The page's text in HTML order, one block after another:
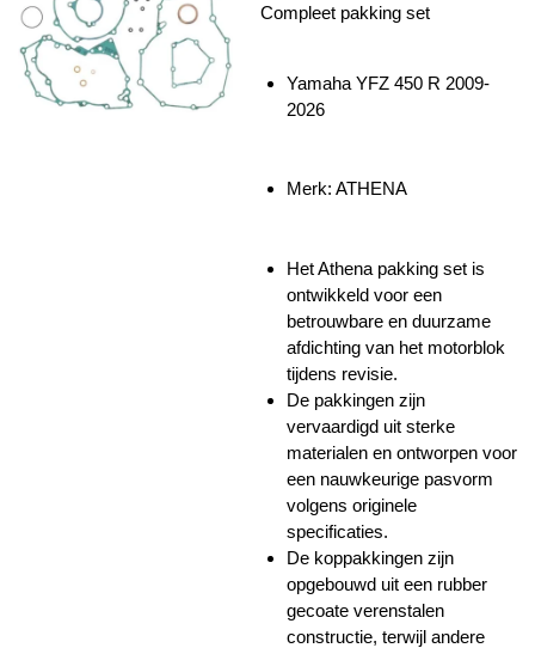
Compleet pakking set
Yamaha YFZ 450 R 2009-
2026
Merk: ATHENA
Het Athena pakking set is
ontwikkeld voor een
betrouwbare en duurzame
afdichting van het motorblok
tijdens revisie.
De pakkingen zijn
vervaardigd uit sterke
materialen en ontworpen voor
een nauwkeurige pasvorm
volgens originele
specificaties.
De koppakkingen zijn
opgebouwd uit een rubber
gecoate verenstalen
constructie, terwijl andere